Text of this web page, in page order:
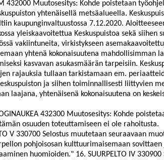
432000 Muutosesitys: Kohde poistetaan
yhtenäisellä metsäalueella.
kaupunginvaltuustossa 7.12.2020.
yleiskaavoitettua Keskuspuistoa sekä siihen
vakiintuneita, virkistykseen
yhtenä kokonaisuutena mahdollisimman
kasvavan asukasmäärän tarpeisiin.
rajauksia tullaan tarkistamaan em.
ja siihen toiminnallisesti liittyvien
laajana, yhtenäisenä kokonaisuutena on
432300 Muutosesitys: Kohde
osuuden toteuttamiseen ei ole rahoitusta.
V 330700 Selostus muutetaan seuraavaan
pohjoisosan kulttuurimaisemaan sovittaen
huomioiden." 16. SUURPELTO IV 330900